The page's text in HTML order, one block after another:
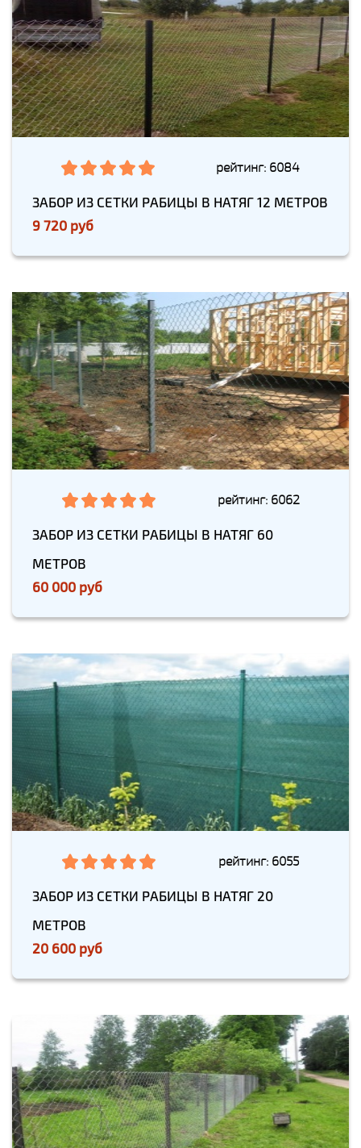
рейтинг: 6084
ЗАБОР ИЗ СЕТКИ РАБИЦЫ В НАТЯГ 12 МЕТРОВ
9 720 руб
рейтинг: 6062
ЗАБОР ИЗ СЕТКИ РАБИЦЫ В НАТЯГ 60
МЕТРОВ
60 000 руб
рейтинг: 6055
ЗАБОР ИЗ СЕТКИ РАБИЦЫ В НАТЯГ 20
МЕТРОВ
20 600 руб